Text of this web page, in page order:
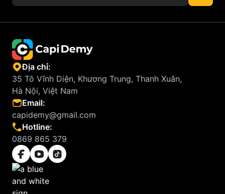
Địa chỉ:
35 Tô Vĩnh Diện, Khương Trung, Thanh Xuân,
Hà Nội, Việt Nam
Email:
capidemy@gmail.com
Hotline:
0869 865 379